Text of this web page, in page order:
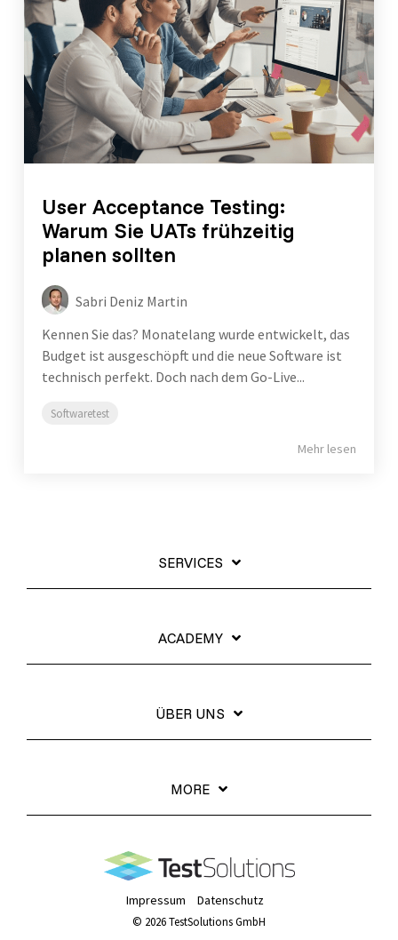
User Acceptance Testing:
Warum Sie UATs frühzeitig
planen sollten
Sabri Deniz Martin
Kennen Sie das? Monatelang wurde entwickelt, das
Budget ist ausgeschöpft und die neue Software ist
technisch perfekt. Doch nach dem Go-Live...
Softwaretest
Mehr lesen
SERVICES
ACADEMY
ÜBER UNS
MORE
Impressum Datenschutz
© 2026 TestSolutions GmbH